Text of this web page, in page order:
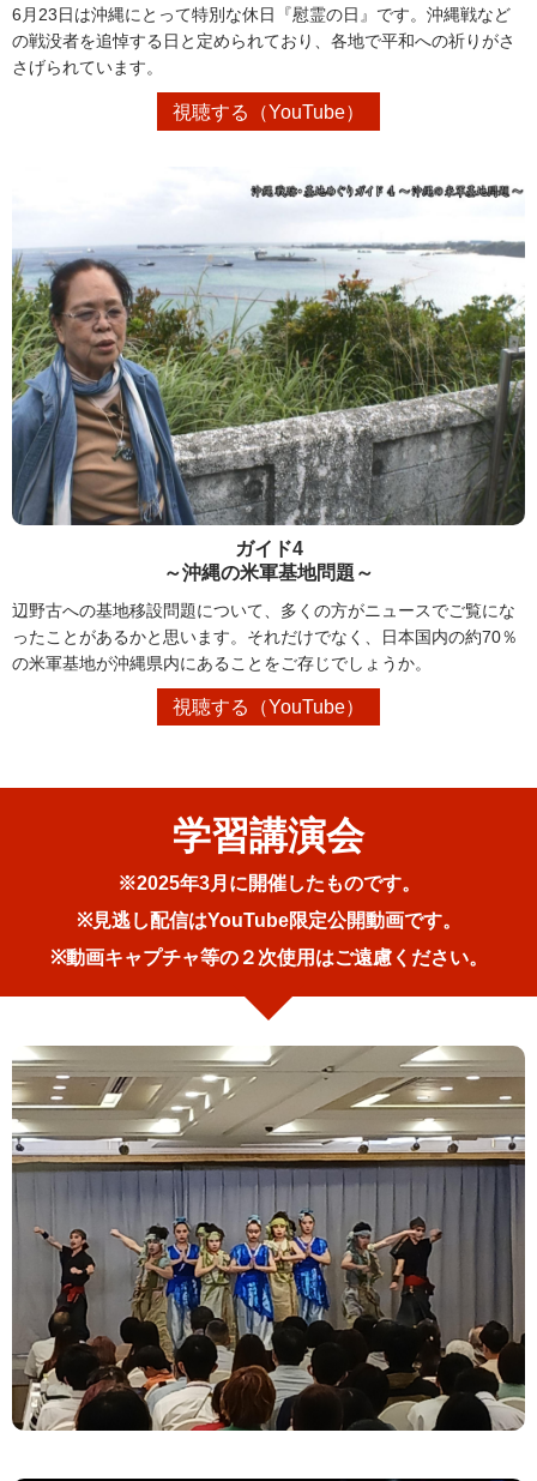
6月23日は沖縄にとって特別な休日『慰霊の日』です。沖縄戦など
の戦没者を追悼する日と定められており、各地で平和への祈りがさ
さげられています。
視聴する（YouTube）
ガイド4
～沖縄の米軍基地問題～
辺野古への基地移設問題について、多くの方がニュースでご覧にな
ったことがあるかと思います。それだけでなく、日本国内の約70％
の米軍基地が沖縄県内にあることをご存じでしょうか。
視聴する（YouTube）
学習講演会
※2025年3月に開催したものです。
※見逃し配信はYouTube限定公開動画です。
※動画キャプチャ等の２次使用はご遠慮ください。